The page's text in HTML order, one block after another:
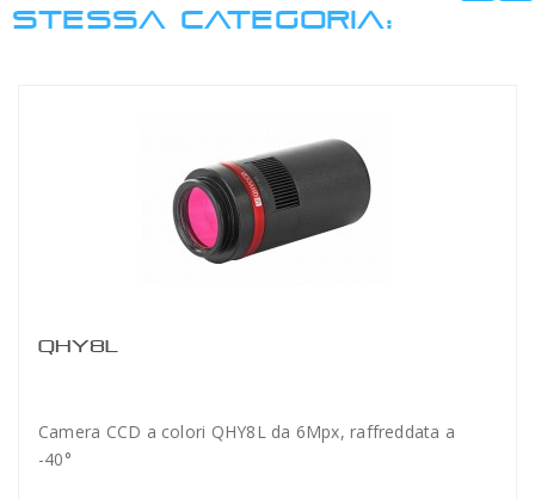
STESSA CATEGORIA:
QHY8L
Camera CCD a colori QHY8L da 6Mpx, raffreddata a
-40°